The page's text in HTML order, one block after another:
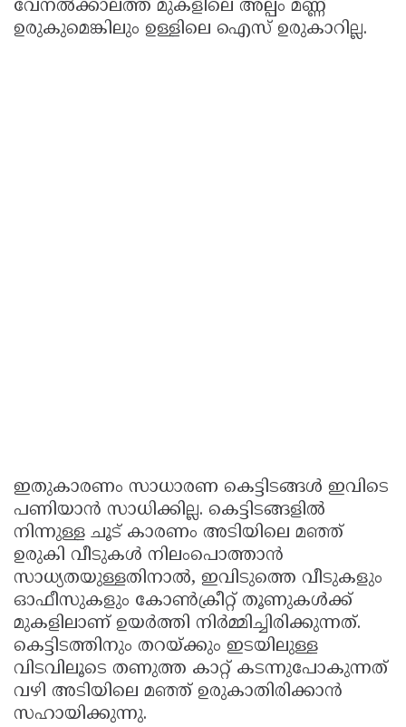
വേനൽക്കാലത്ത് മുകളിലെ അല്പം മണ്ണ്
ഉരുകുമെങ്കിലും ഉള്ളിലെ ഐസ് ഉരുകാറില്ല.
ഇതുകാരണം സാധാരണ കെട്ടിടങ്ങൾ ഇവിടെ
പണിയാൻ സാധിക്കില്ല. കെട്ടിടങ്ങളിൽ
നിന്നുള്ള ചൂട് കാരണം അടിയിലെ മഞ്ഞ്
ഉരുകി വീടുകൾ നിലംപൊത്താൻ
സാധ്യതയുള്ളതിനാൽ, ഇവിടുത്തെ വീടുകളും
ഓഫീസുകളും കോൺക്രീറ്റ് തൂണുകൾക്ക്
മുകളിലാണ് ഉയർത്തി നിർമ്മിച്ചിരിക്കുന്നത്.
കെട്ടിടത്തിനും തറയ്ക്കും ഇടയിലുള്ള
വിടവിലൂടെ തണുത്ത കാറ്റ് കടന്നുപോകുന്നത്
വഴി അടിയിലെ മഞ്ഞ് ഉരുകാതിരിക്കാൻ
സഹായിക്കുന്നു.